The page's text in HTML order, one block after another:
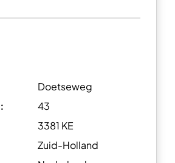
Doetseweg
43
3381 KE
Zuid-Holland